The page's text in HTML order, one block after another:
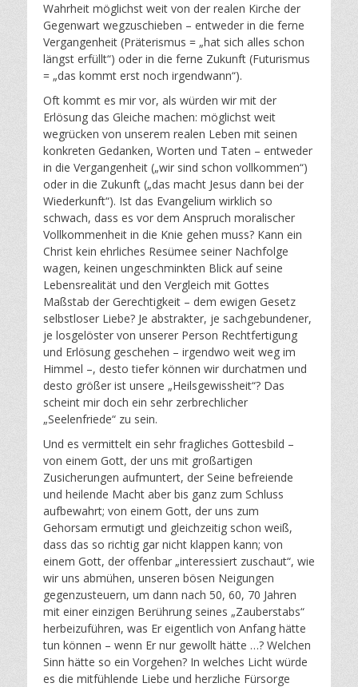
Wahrheit möglichst weit von der realen Kirche der
Gegenwart wegzuschieben – entweder in die ferne
Vergangenheit (Präterismus = „hat sich alles schon
längst erfüllt“) oder in die ferne Zukunft (Futurismus
= „das kommt erst noch irgendwann“).
Oft kommt es mir vor, als würden wir mit der
Erlösung das Gleiche machen: möglichst weit
wegrücken von unserem realen Leben mit seinen
konkreten Gedanken, Worten und Taten – entweder
in die Vergangenheit („wir sind schon vollkommen“)
oder in die Zukunft („das macht Jesus dann bei der
Wiederkunft“). Ist das Evangelium wirklich so
schwach, dass es vor dem Anspruch moralischer
Vollkommenheit in die Knie gehen muss? Kann ein
Christ kein ehrliches Resümee seiner Nachfolge
wagen, keinen ungeschminkten Blick auf seine
Lebensrealität und den Vergleich mit Gottes
Maßstab der Gerechtigkeit – dem ewigen Gesetz
selbstloser Liebe? Je abstrakter, je sachgebundener,
je losgelöster von unserer Person Rechtfertigung
und Erlösung geschehen – irgendwo weit weg im
Himmel –, desto tiefer können wir durchatmen und
desto größer ist unsere „Heilsgewissheit“? Das
scheint mir doch ein sehr zerbrechlicher
„Seelenfriede“ zu sein.
Und es vermittelt ein sehr fragliches Gottesbild –
von einem Gott, der uns mit großartigen
Zusicherungen aufmuntert, der Seine befreiende
und heilende Macht aber bis ganz zum Schluss
aufbewahrt; von einem Gott, der uns zum
Gehorsam ermutigt und gleichzeitig schon weiß,
dass das so richtig gar nicht klappen kann; von
einem Gott, der offenbar „interessiert zuschaut“, wie
wir uns abmühen, unseren bösen Neigungen
gegenzusteuern, um dann nach 50, 60, 70 Jahren
mit einer einzigen Berührung seines „Zauberstabs“
herbeizuführen, was Er eigentlich von Anfang hätte
tun können – wenn Er nur gewollt hätte …? Welchen
Sinn hätte so ein Vorgehen? In welches Licht würde
es die mitfühlende Liebe und herzliche Fürsorge